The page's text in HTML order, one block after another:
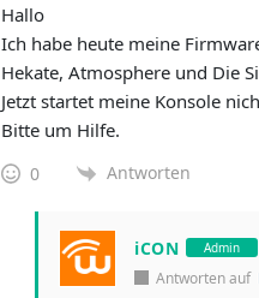
Hallo
Ich habe heute meine
Hekate, Atmosphere und Die
Jetzt startet meine Konsole
Bitte um Hilfe.
0 Antworten
iCON Admin
Antworten auf